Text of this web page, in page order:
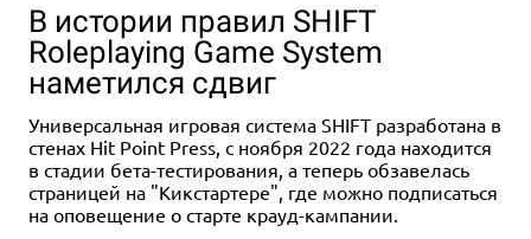
30-45 16+
Цена скоро будет 0 ₽ 3 990 ₽
15-30 6+
2 990 ₽ 6 490 ₽
45
8 490 ₽ 4 990 ₽
45-60 14+
3 590 ₽ 2 793 ₽ 3 990 ₽
40
2 990 ₽ 4 290 ₽
2 590 ₽
1-6
2 590 ₽
15-30 12+
1 290 ₽
В истории правил SHIFT
Roleplaying Game System
наметился сдвиг
Универсальная игровая система SHIFT разработана в
стенах Hit Point Press, с ноября 2022 года находится
в стадии бета-тестирования, а теперь обзавелась
страницей на "Кикстартере", где можно подписаться
на оповещение о старте крауд-кампании.